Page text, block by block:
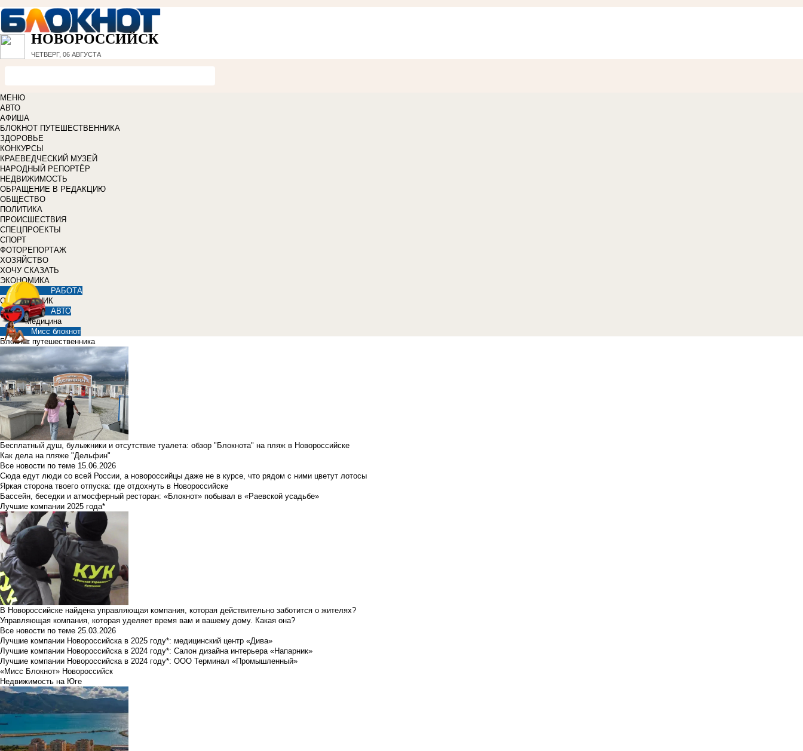
НОВОРОССИЙСК
ЧЕТВЕРГ, 06 АВГУСТА
МЕНЮ
АВТО
АФИША
БЛОКНОТ ПУТЕШЕСТВЕННИКА
ЗДОРОВЬЕ
КОНКУРСЫ
КРАЕВЕДЧЕСКИЙ МУЗЕЙ
НАРОДНЫЙ РЕПОРТЁР
НЕДВИЖИМОСТЬ
ОБРАЩЕНИЕ В РЕДАКЦИЮ
ОБЩЕСТВО
ПОЛИТИКА
ПРОИСШЕСТВИЯ
СПЕЦПРОЕКТЫ
СПОРТ
ФОТОРЕПОРТАЖ
ХОЗЯЙСТВО
ХОЧУ СКАЗАТЬ
ЭКОНОМИКА
РАБОТА
СПРАВОЧНИК
АВТО
Медицина
Мисс блокнот
Блокнот путешественника
Бесплатный душ, булыжники и отсутствие туалета: обзор "Блокнота" на пляж в Новороссийске
Как дела на пляже "Дельфин"
Все новости по теме 15.06.2026
Сюда едут люди со всей России, а новороссийцы даже не в курсе, что рядом с ними цветут лотосы
Яркая сторона твоего отпуска: где отдохнуть в Новороссийске
Бассейн, беседки и атмосферный ресторан: «Блокнот» побывал в «Раевской усадьбе»
Лучшие компании 2025 года*
В Новороссийске найдена управляющая компания, которая действительно заботится о жителях?
Управляющая компания, которая уделяет время вам и вашему дому. Какая она?
Все новости по теме 25.03.2026
Лучшие компании Новороссийска в 2025 году*: медицинский центр «Дива»
Лучшие компании Новороссийска в 2024 году*: Салон дизайна интерьера «Напарник»
Лучшие компании Новороссийска в 2024 году*: ООО Терминал «Промышленный»
«Мисс Блокнот» Новороссийск
Недвижимость на Юге